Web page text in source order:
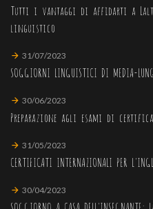
Tutti i vantaggi di affidarti a
linguistico
31/07/2023
SOGGIORNI LINGUISTICI DI MEDIA-
30/06/2023
Preparazione agli esami di
31/05/2023
CERTIFICATI INTERNAZIONALI PER
30/04/2023